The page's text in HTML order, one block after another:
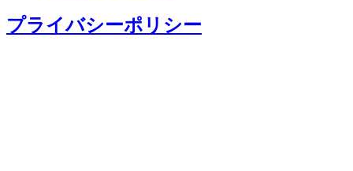
プライバシーポリシー